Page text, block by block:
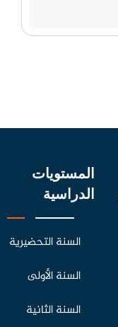
المستويات
الدراسية
السنة التحضيرية
السنة الأولى
السنة الثانية